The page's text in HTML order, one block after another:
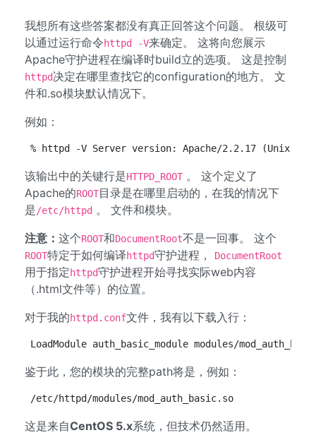
我想所有这些答案都没有真正回答这个问题。 根级可
以通过运行命令httpd -V来确定。 这将向您展示
Apache守护进程在编译时build立的选项。 这是控制
httpd决定在哪里查找它的configuration的地方。 文
件和.so模块默认情况下。
例如：
% httpd -V Server version: Apache/2.2.17 (Unix) Server
该输出中的关键行是HTTPD_ROOT 。 这个定义了
Apache的ROOT目录是在哪里启动的，在我的情况下
是/etc/httpd 。 文件和模块。
注意： 这个ROOT和DocumentRoot不是一回事。 这个
ROOT特定于如何编译httpd守护进程， DocumentRoot
用于指定httpd守护进程开始寻找实际web内容
（.html文件等）的位置。
对于我的httpd.conf文件，我有以下载入行：
LoadModule auth_basic_module modules/
鉴于此，您的模块的完整path将是，例如：
/etc/httpd/modules/mod_auth_basic.so
这是来自CentOS 5.x系统，但技术仍然适用。